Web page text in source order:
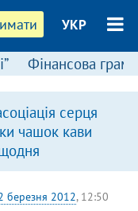
УКР
Фінансова
серця
чашок кави
березня 2012, 12:50